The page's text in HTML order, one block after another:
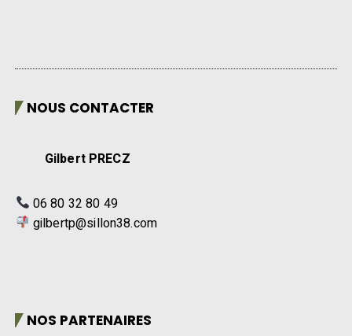
NOUS CONTACTER
Gilbert PRECZ
06 80 32 80 49
gilbertp@sillon38.com
NOS PARTENAIRES